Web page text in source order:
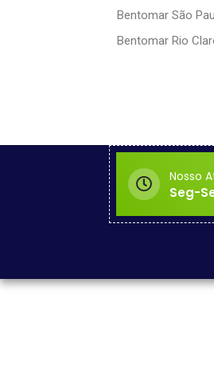
Bentomar São
Bentomar Rio
Nosso
Seg-